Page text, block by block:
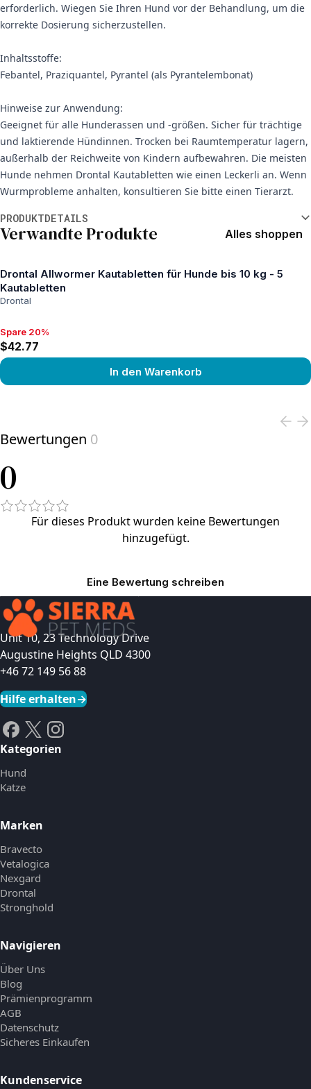
erforderlich. Wiegen Sie Ihren Hund vor der Behandlung, um die
korrekte Dosierung sicherzustellen.
Inhaltsstoffe:
Febantel, Praziquantel, Pyrantel (als Pyrantelembonat)
Hinweise zur Anwendung:
Geeignet für alle Hunderassen und -größen. Sicher für trächtige
und laktierende Hündinnen. Trocken bei Raumtemperatur lagern,
außerhalb der Reichweite von Kindern aufbewahren. Die meisten
Hunde nehmen Drontal Kautabletten wie einen Leckerli an. Wenn
Wurmprobleme anhalten, konsultieren Sie bitte einen Tierarzt.
PRODUKTDETAILS
Verwandte Produkte Alles shoppen
Drontal Allwormer Kautabletten für Hunde bis 10 kg - 5
Kautabletten
Drontal
Spare 20%, $42.77
Spare 20%
$42.77
In den Warenkorb
Bewertungen 0
0
Für dieses Produkt wurden keine Bewertungen
hinzugefügt.
Eine Bewertung schreiben
Unit 10, 23 Technology Drive
Augustine Heights QLD 4300
+46 72 149 56 88
Hilfe erhalten→
Kategorien
Hund
Katze
Marken
Bravecto
Vetalogica
Nexgard
Drontal
Stronghold
Navigieren
Über Uns
Blog
Prämienprogramm
AGB
Datenschutz
Sicheres Einkaufen
Kundenservice